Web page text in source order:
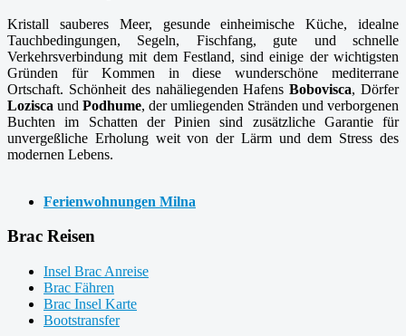
Kristall sauberes Meer, gesunde einheimische Küche, idealne
Tauchbedingungen, Segeln, Fischfang, gute und schnelle
Verkehrsverbindung mit dem Festland, sind einige der wichtigsten
Gründen für Kommen in diese wunderschöne mediterrane
Ortschaft. Schönheit des nahäliegenden HafensBobovisca, Dörfer
Lozisca und Podhume, der umliegenden Stränden und verborgenen
Buchten im Schatten der Pinien sind zusätzliche Garantie für
unvergeßliche Erholung weit von der Lärm und dem Stress des
modernen Lebens.
Ferienwohnungen Milna
Brac Reisen
Insel Brac Anreise
Brac Fähren
Brac Insel Karte
Bootstransfer